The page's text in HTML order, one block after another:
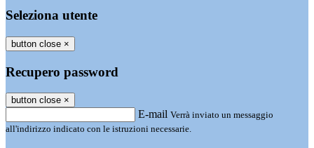
Seleziona utente
button close ×
Recupero password
button close ×
E-mail Verrà inviato un messaggio
all'indirizzo indicato con le istruzioni necessarie.